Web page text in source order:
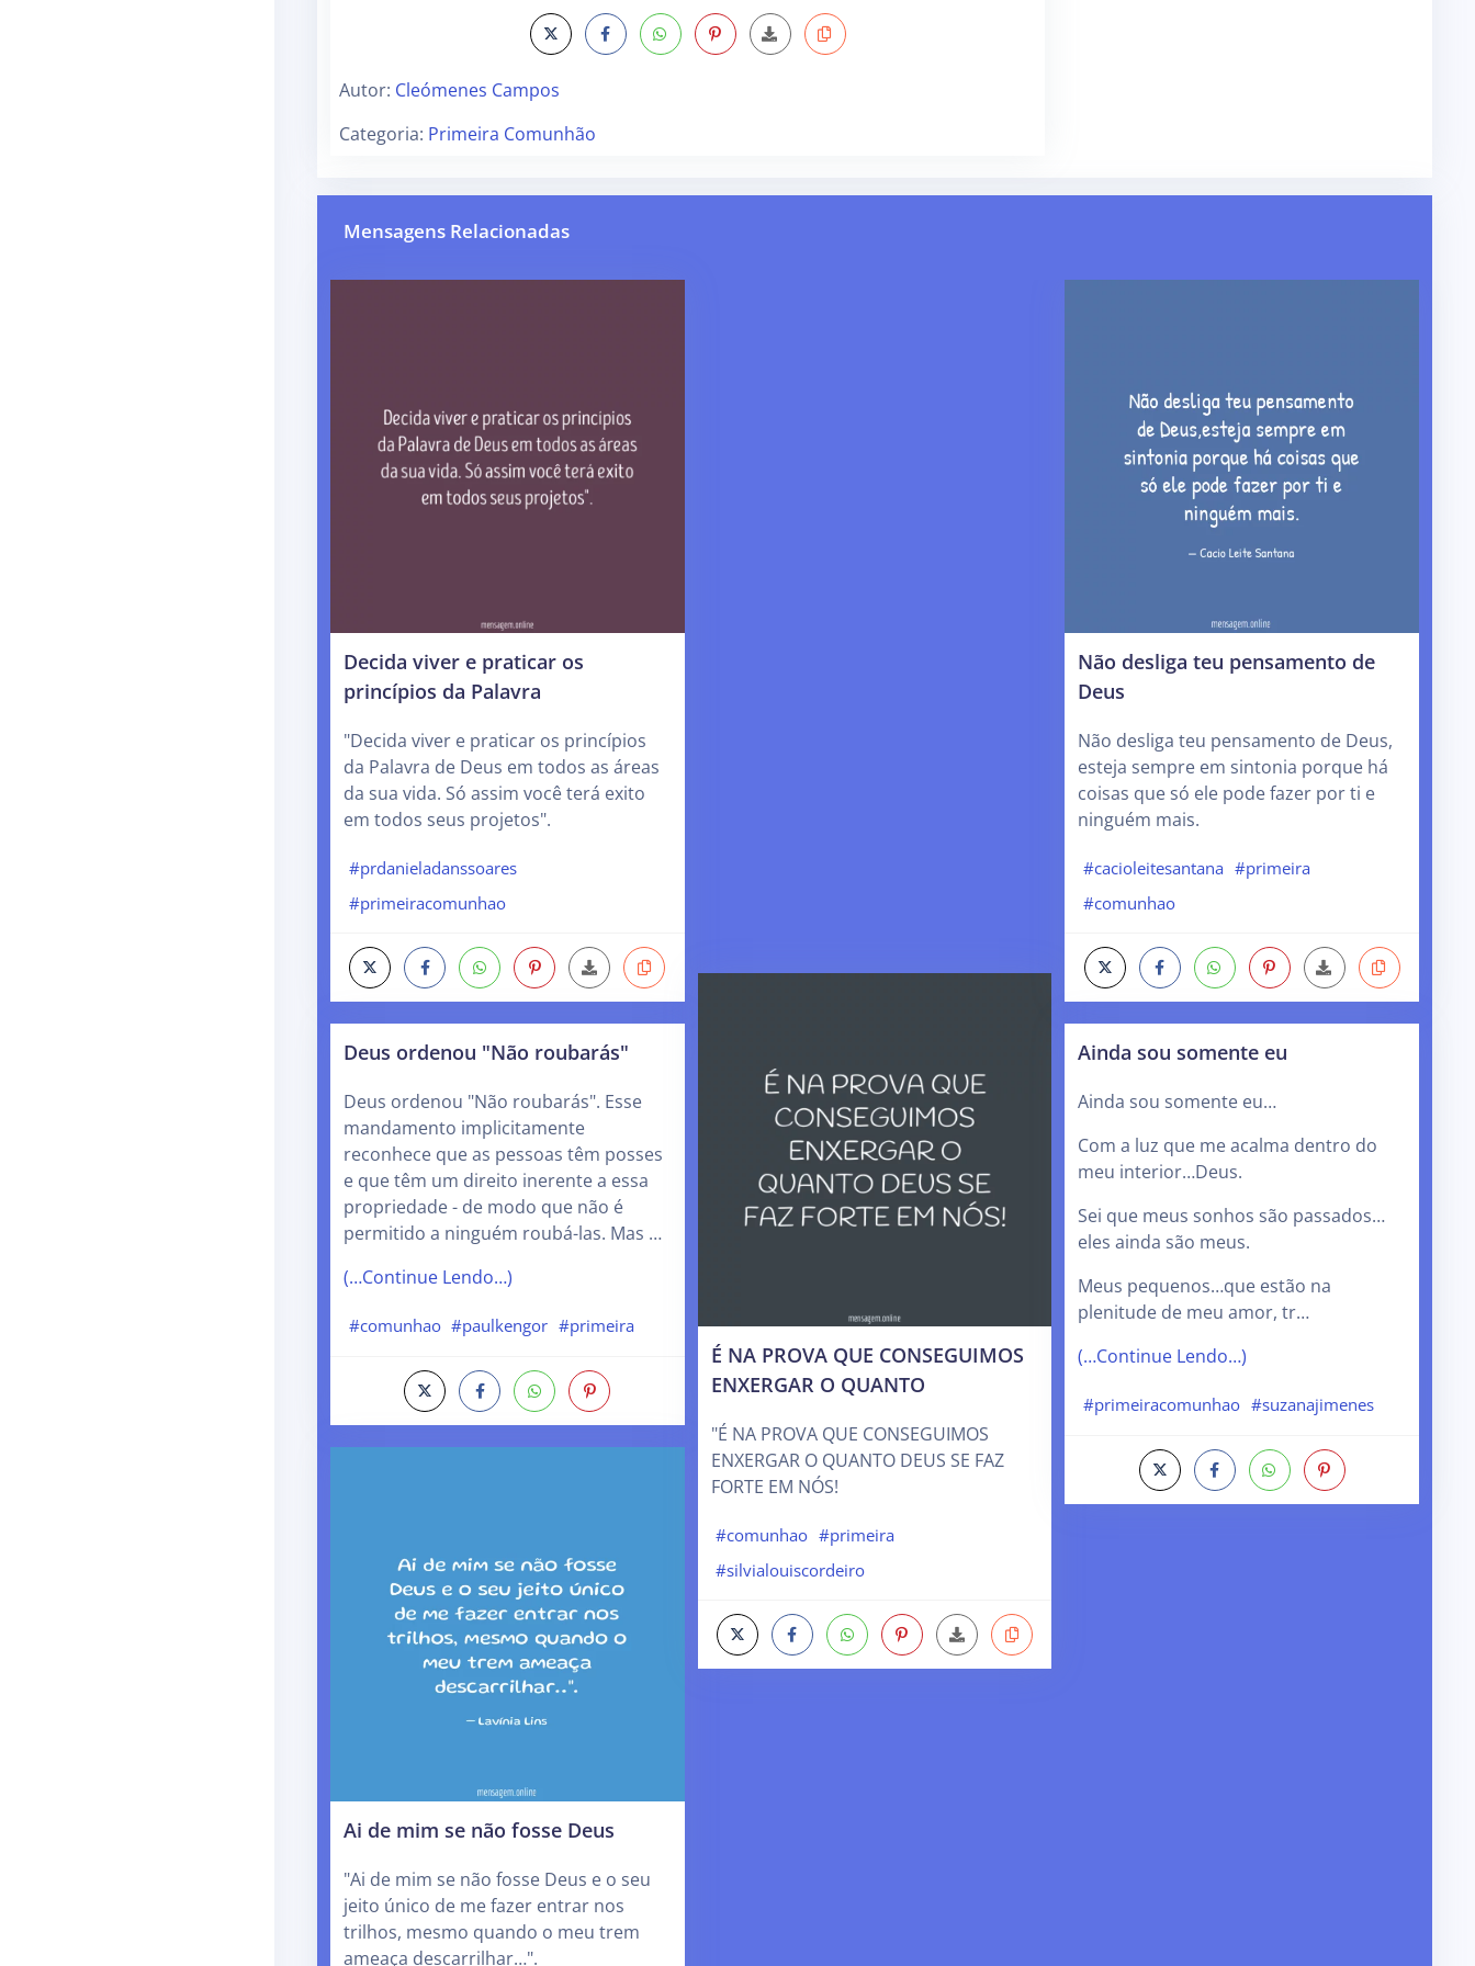
Autor: Cleómenes Campos
Categoria: Primeira Comunhão
Mensagens Relacionadas
Decida viver e praticar os
princípios da Palavra
"Decida viver e praticar os princípios
da Palavra de Deus em todos as áreas
da sua vida. Só assim você terá exito
em todos seus projetos".
#prdanieladanssoares
#primeiracomunhao
Deus ordenou "Não roubarás"
Deus ordenou "Não roubarás". Esse
mandamento implicitamente
reconhece que as pessoas têm posses
e que têm um direito inerente a essa
propriedade - de modo que não é
permitido a ninguém roubá-las. Mas …
(…Continue Lendo…)
#comunhao #paulkengor #primeira
Ai de mim se não fosse Deus
"Ai de mim se não fosse Deus e o seu
jeito único de me fazer entrar nos
trilhos, mesmo quando o meu trem
ameaça descarrilhar…".
É NA PROVA QUE CONSEGUIMOS
ENXERGAR O QUANTO
"É NA PROVA QUE CONSEGUIMOS
ENXERGAR O QUANTO DEUS SE FAZ
FORTE EM NÓS!
#comunhao #primeira
#silvialouiscordeiro
Não desliga teu pensamento de
Deus
Não desliga teu pensamento de Deus,
esteja sempre em sintonia porque há
coisas que só ele pode fazer por ti e
ninguém mais.
#cacioleitesantana #primeira
#comunhao
Ainda sou somente eu
Ainda sou somente eu…
Com a luz que me acalma dentro do
meu interior…Deus.
Sei que meus sonhos são passados…
eles ainda são meus.
Meus pequenos…que estão na
plenitude de meu amor, tr…
(…Continue Lendo…)
#primeiracomunhao #suzanajimenes